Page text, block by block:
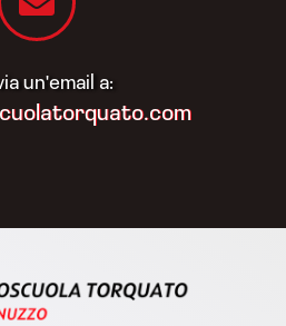
un'email a: